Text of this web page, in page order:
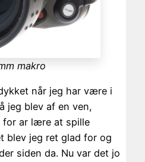
makro
når jeg har være i
jeg blev af en ven,
for ar lære at spille
blev jeg ret glad for og
siden da. Nu var det jo